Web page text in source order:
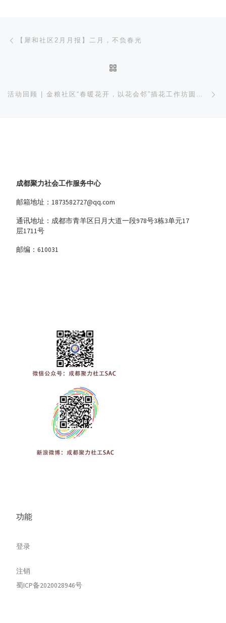
文章导航
【犀和社区2月月报】二月，不负春光
成都聚力社会工作服务中心
邮箱地址：1873582727@qq.com
通讯地址：成都市青羊区日月大道一段978号3栋3单元17
层1711号
邮编：610031
功能
登录
注销
蜀ICP备2020028946号